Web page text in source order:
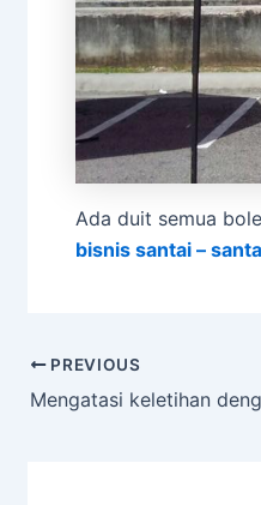
Ada duit semua
bisnis santai –
PREVIOUS